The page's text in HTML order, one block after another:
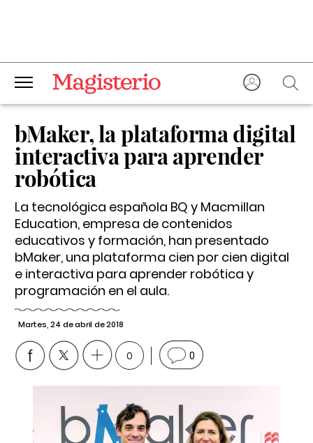
bMaker, la plataforma digital
interactiva para aprender
robótica
La tecnológica española BQ y Macmillan
Education, empresa de contenidos
educativos y formación, han presentado
bMaker, una plataforma cien por cien digital
e interactiva para aprender robótica y
programación en el aula.
Martes, 24 de abril de 2018
0 0